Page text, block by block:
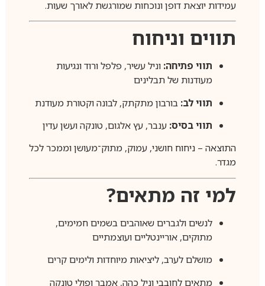
עמידות יוצאת דופן ונוכחות שמורגשת לאורך שעות.
תווים וניחוח
תווי פתיחה:וניל עשיר, פלפל ורוד ונגיעות
מעודנות של תבלינים
תווי לב:בורבון מתקתק, לבונה וקטורת מעודנת
תווי בסיס:ענבר, עץ אלגום, טונקה ועשן עדין
התוצאה – ניחוח חושני, עמוק, מתוק־מעושן וממכר לכל
מגדר.
למי זה מתאים?
לנשים ולגברים שאוהבים בשמים חמימים,
מתוקים, אוריינטליים ועוצמתיים
מושלם לערב, ליציאות מיוחדות ולימים קרים
מתאים לחובבי וניל כהה, אמבר ופולי טונקה